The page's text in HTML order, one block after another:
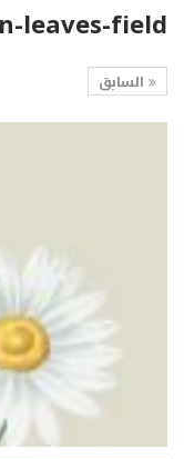
leaves-field
السابق